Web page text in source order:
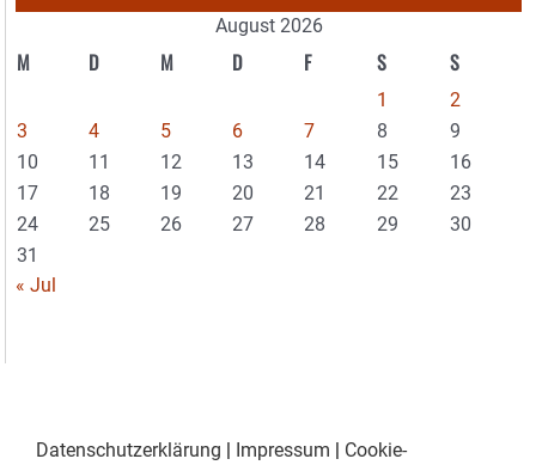
August 2026
M D M D F S S
1
2
3
4 5 6 7 8
9
10
11 12 13 14 15
16
17
18 19 20 21 22
23
24
25 26 27 28 29
30
31
« Jul
Datenschutzerklärung | Impressum | Cookie-